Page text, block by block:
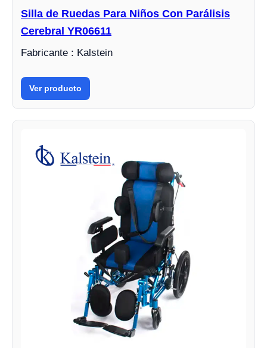
Silla de Ruedas Para Niños Con Parálisis
Cerebral YR06611
Fabricante : Kalstein
Ver producto